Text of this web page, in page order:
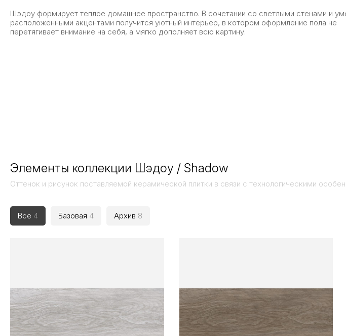
Шэдоу формирует теплое домашнее пространство. В сочетании со светлыми стенами и
расположенными акцентами получится уютный интерьер, в котором оформление пола не
перетягивает внимание на себя, а мягко дополняет всю картину.
Элементы коллекции Шэдоу / Shadow
Оттенок и рисунок поставляемой керамической плитки в связи с технологическими
Все 4 Базовая 4 Архив 8